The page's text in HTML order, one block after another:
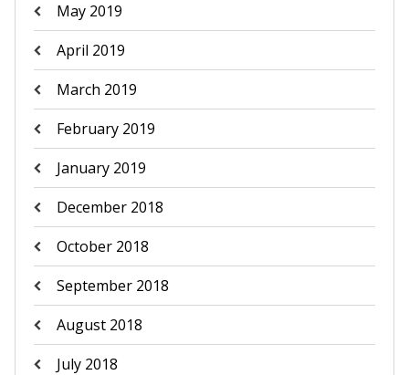
May 2019
April 2019
March 2019
February 2019
January 2019
December 2018
October 2018
September 2018
August 2018
July 2018